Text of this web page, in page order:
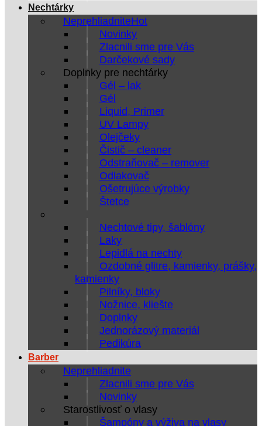
Nechtárky
Neprehliadnite
Novinky
Zlacnili sme pre Vás
Darčekové sady
Doplnky pre nechtárky
Gél – lak
Gél
Liquid, Primer
UV Lampy
Olejčeky
Čistič – cleaner
Odstraňovač – remover
Odlakovač
Ošetrujúce výrobky
Štetce
Nechtové tipy, šablóny
Laky
Lepidlá na nechty
Ozdobné glitre, kamienky, prášky,
kamienky
Pilníky, bloky
Nožnice, kliešte
Doplnky
Jednorázový materiál
Pedikúra
Barber
Neprehliadnite
Zlacnili sme pre Vás
Novinky
Starostlivosť o vlasy
Šampóny a výživa na vlasy